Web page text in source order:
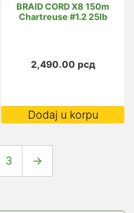
BRAID CORD X8 150m
Chartreuse #1.2 25lb
2,490.00 рсд
Dodaj u korpu
3 →